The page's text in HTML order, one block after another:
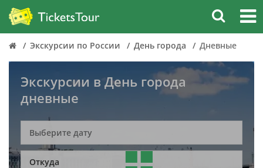
Экскурсии по России День города Дневные
Экскурсии в День города
дневные
Откуда